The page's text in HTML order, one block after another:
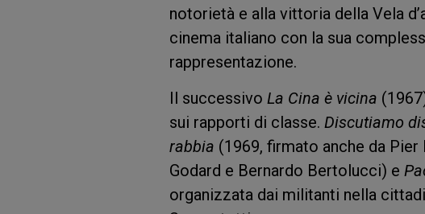
notorietà e alla vittoria della Vela
cinema italiano con la sua
rappresentazione.
Il successivo La Cina è vicina
sui rapporti di classe. Discutiamo
rabbia (1969, firmato anche da
Godard e Bernardo Bertolucci) e
organizzata dai militanti nella